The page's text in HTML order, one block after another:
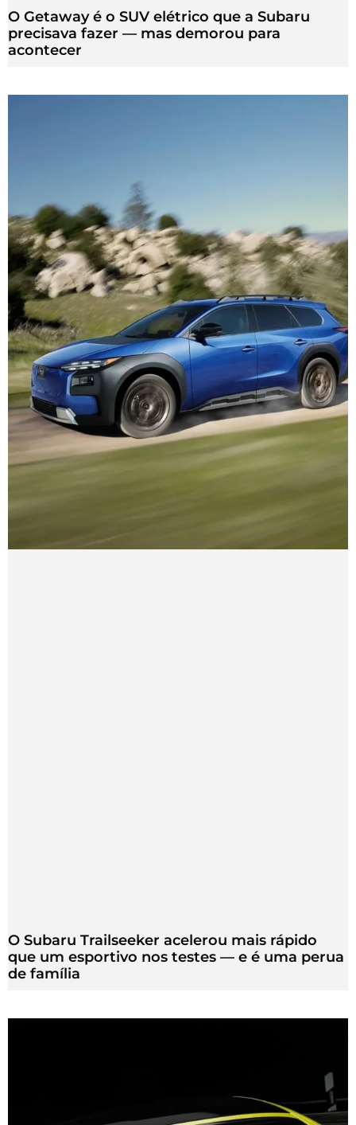
O Getaway é o SUV elétrico que a Subaru
precisava fazer — mas demorou para
acontecer
O Subaru Trailseeker acelerou mais rápido
que um esportivo nos testes — e é uma perua
de família